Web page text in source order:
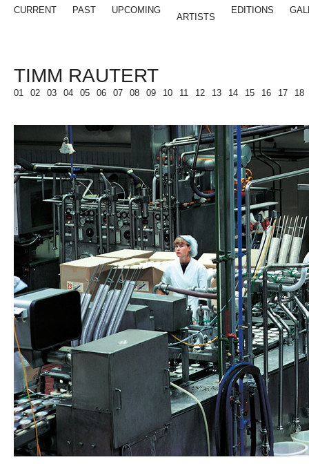
CURRENT PAST UPCOMING
ARTISTS
EDITIONS
TIMM RAUTERT
01 02 03 04 05 06 07 08 09 10 11 12 13 14 15 16 17 18